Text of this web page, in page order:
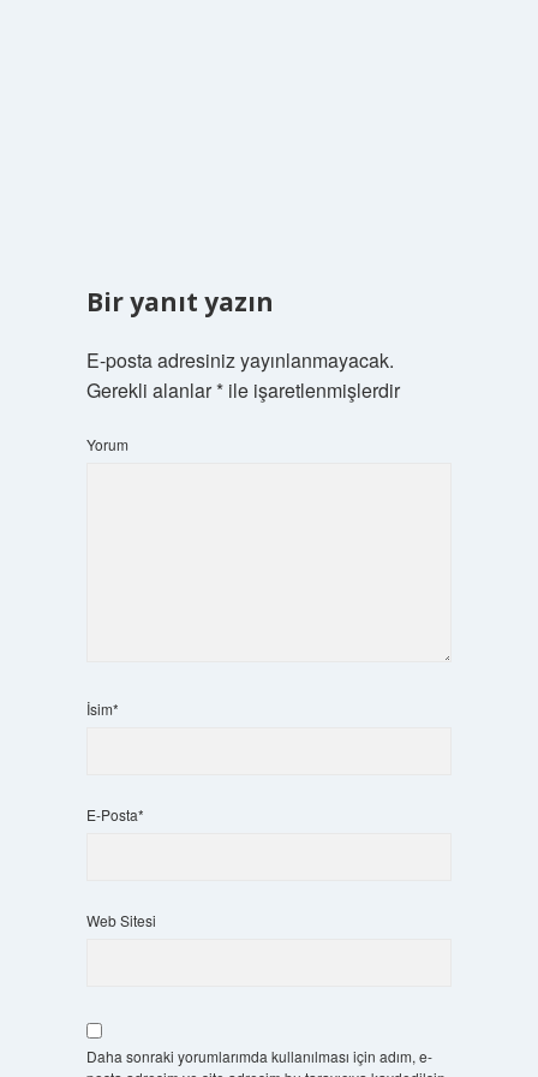
Bir yanıt yazın
E-posta adresiniz yayınlanmayacak.
Gerekli alanlar*ile işaretlenmişlerdir
Yorum
İsim*
E-Posta*
Web Sitesi
Daha sonraki yorumlarımda kullanılması için adım, e-